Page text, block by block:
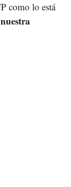
como lo está